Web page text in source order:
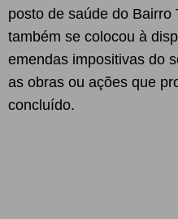
posto de saúde do Bairro
também se colocou à
emendas impositivas do
as obras ou ações que
concluído.